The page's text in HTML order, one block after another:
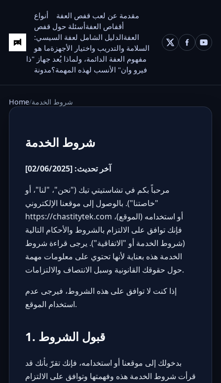
مقدمة عن لعب قفص العفة
أنواع
أقفاص العفةأسئلة حول قفص
العفةالدليل الشامل لعفة السيسي:
السلامة والتدريب واختيار الأجهزةما هو
مفهوم العفة الدائمة، ولماذا يُعد جهاز "ذا
فيرو وان" الأنسب لهذه المهمة؟مدونة
Home شروط الخدمة
شروط الخدمة
آخر تحديث: [02/06/2025]
مرحباً بكم في تشاستيتي تيك ("نحن"، "لنا"، أو
"خاصتنا"). بالوصول إلى موقعنا الإلكتروني
https://chastitytek.com
فإنك توافق على الالتزام بالشروط والأحكام التالية
(شروط الخدمة أو "الاتفاقية"). يرجى قراءة شروط
الخدمة هذه بعناية لأنها تحتوي على معلومات مهمة
حول حقوقك القانونية وسبل الانتصاف والالتزامات.
إذا كنت لا توافق على هذه الشروط، فيرجى عدم
استخدام الموقع.
1. قبول الشروط
بدخولك إلى موقعنا أو استخدامه، فإنك تقرّ بأنك قد
قرأت شروط الخدمة هذه وفهمتها وتوافق على الالتزام